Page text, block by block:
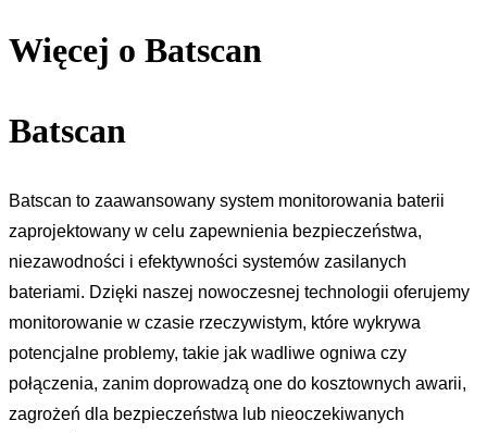
Więcej o Batscan
Batscan
Batscan to zaawansowany system monitorowania baterii
zaprojektowany w celu zapewnienia bezpieczeństwa,
niezawodności i efektywności systemów zasilanych
bateriami. Dzięki naszej nowoczesnej technologii oferujemy
monitorowanie w czasie rzeczywistym, które wykrywa
potencjalne problemy, takie jak wadliwe ogniwa czy
połączenia, zanim doprowadzą one do kosztownych awarii,
zagrożeń dla bezpieczeństwa lub nieoczekiwanych